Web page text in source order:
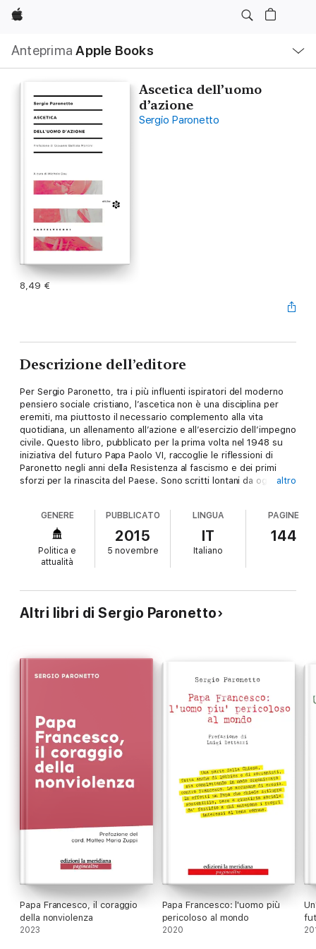
Apple
Anteprima Apple Books
locale
Apri
Menu
Ascetica dell’uomo
d’azione
Sergio Paronetto
8,49 €
Descrizione dell’editore
Per Sergio Paronetto, tra i più influenti ispiratori del moderno
pensiero sociale cristiano, l’ascetica non è una disciplina per
eremiti, ma piuttosto il necessario complemento alla vita
quotidiana, un allenamento all’azione e all’esercizio dell’impegno
civile. Questo libro, pubblicato per la prima volta nel 1948 su
iniziativa del futuro Papa Paolo VI, raccoglie le riflessioni di
Paronetto negli anni della Resistenza al fascismo e dei primi
sforzi per la rinascita del Paese. Sono scritti lontani da ogni
verità nella pratica quotidiana.
altro
GENERE
Politica e
attualità
PUBBLICATO
2015
5 novembre
LINGUA
IT
Italiano
PAGINE
144
Altri libri di Sergio Paronetto
Papa Francesco, il coraggio
della nonviolenza
2023
Papa Francesco: l'uomo più
pericoloso al mondo
2020